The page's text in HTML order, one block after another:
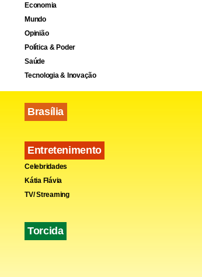
Economia
Mundo
Opinião
Política & Poder
Saúde
Tecnologia & Inovação
Brasília
Entretenimento
Celebridades
Kátia Flávia
TV/ Streaming
Torcida